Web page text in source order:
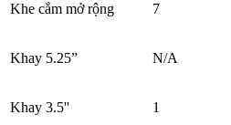
Khe cắm mở rộng 7
Khay 5.25” N/A
Khay 3.5'' 1